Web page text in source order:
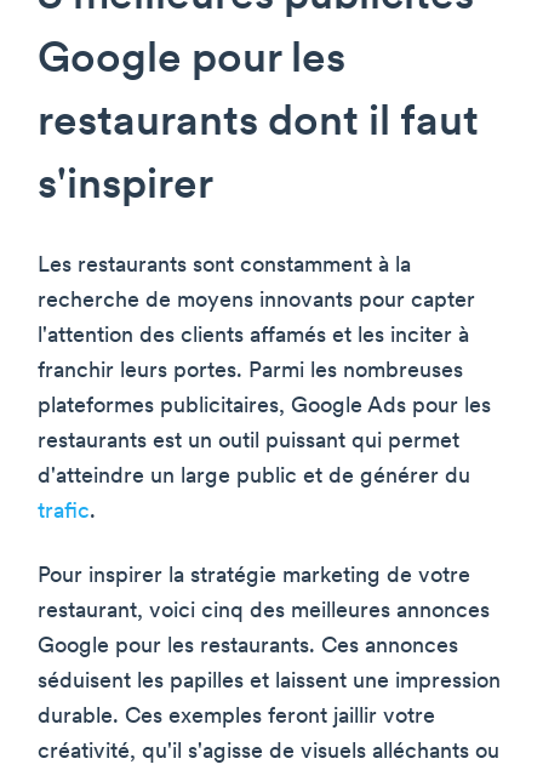
Google pour les
restaurants dont il faut
s'inspirer
Les restaurants sont constamment à la
recherche de moyens innovants pour capter
l'attention des clients affamés et les inciter à
franchir leurs portes. Parmi les nombreuses
plateformes publicitaires, Google Ads pour les
restaurants est un outil puissant qui permet
d'atteindre un large public et de générer du
trafic.
Pour inspirer la stratégie marketing de votre
restaurant, voici cinq des meilleures annonces
Google pour les restaurants. Ces annonces
séduisent les papilles et laissent une impression
durable. Ces exemples feront jaillir votre
créativité, qu'il s'agisse de visuels alléchants ou